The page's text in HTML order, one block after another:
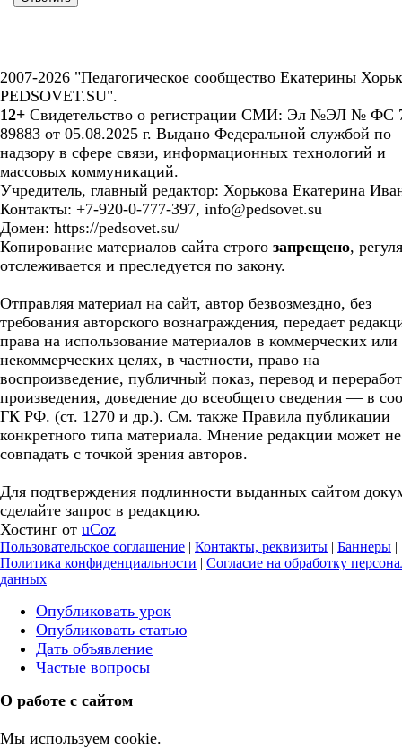
2007-2026 "Педагогическое сообщество Екатерины
PEDSOVET.SU".
12+ Свидетельство о регистрации СМИ: Эл №ЭЛ № ФС
89883 от 05.08.2025 г. Выдано Федеральной службой по
надзору в сфере связи, информационных технологий и
массовых коммуникаций.
Учредитель, главный редактор: Хорькова Екатерина
Контакты: +7-920-0-777-397, info@pedsovet.su
Домен: https://pedsovet.su/
Копирование материалов сайта строго запрещено,
отслеживается и преследуется по закону.
Отправляя материал на сайт, автор безвозмездно, без
требования авторского вознаграждения, передает
права на использование материалов в коммерческих или
некоммерческих целях, в частности, право на
воспроизведение, публичный показ, перевод и
произведения, доведение до всеобщего сведения — в
ГК РФ. (ст. 1270 и др.). См. также Правила публикации
конкретного типа материала. Мнение редакции может не
совпадать с точкой зрения авторов.
Для подтверждения подлинности выданных сайтом
сделайте запрос в редакцию.
Хостинг от uCoz
Пользовательское соглашение | Контакты, реквизиты | Баннеры |
Политика конфиденциальности | Согласие на обработку
данных
Опубликовать урок
Опубликовать статью
Дать объявление
Частые вопросы
О работе с сайтом
Мы используем cookie.